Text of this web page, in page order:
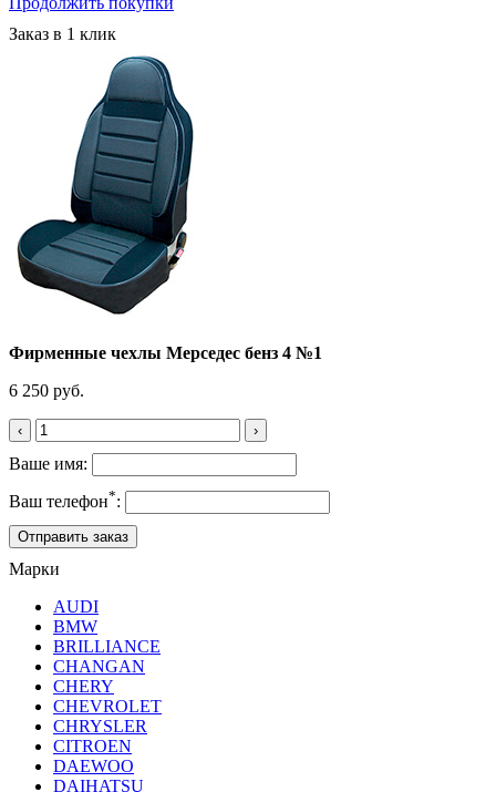
Заказ в 1 клик
Фирменные чехлы Мерседес бенз 4 №1
6 250 руб.
‹ ›
Ваше имя:
Ваш телефон*:
Марки
AUDI
BMW
BRILLIANCE
CHANGAN
CHERY
CHEVROLET
CHRYSLER
CITROEN
DAEWOO
DAIHATSU